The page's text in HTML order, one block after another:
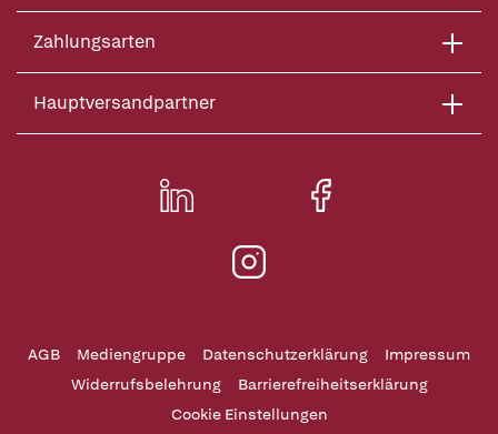
Zahlungsarten
Hauptversandpartner
AGB Mediengruppe Datenschutzerklärung
Impressum
Widerrufsbelehrung
Barrierefreiheitserklärung
Cookie Einstellungen